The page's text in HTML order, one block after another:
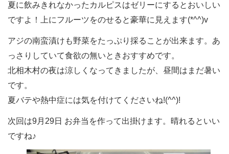
夏に飲みきれなかったカルピスはゼリーにするとおいしい
ですよ！上にフルーツをのせると豪華に見えます(*^^)v
アジの南蛮漬けも野菜をたっぷり採ることが出来ます。あ
っさりしていて食欲の無いときおすすめです。
北相木村の夜は涼しくなってきましたが、昼間はまだ暑い
です。
夏バテや熱中症には気を付けてくださいね!(^^)!
次回は9月29日 お弁当を作って出掛けます。晴れるといい
ですね♪